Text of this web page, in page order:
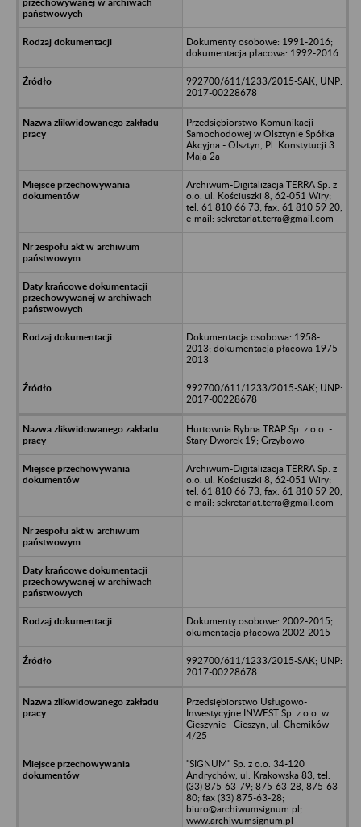
Dokumenty osobowe: 1991-2016;
dokumentacja płacowa: 1992-2016
992700/611/1233/2015-SAK; UNP:
2017-00228678
Przedsiębiorstwo Komunikacji
Samochodowej w Olsztynie Spółka
Akcyjna - Olsztyn, Pl. Konstytucji 3
Maja 2a
Archiwum-Digitalizacja TERRA Sp. z
o.o. ul. Kościuszki 8, 62-051 Wiry;
tel. 61 810 66 73; fax. 61 810 59 20,
e-mail: sekretariat.terra@gmail.com
Dokumentacja osobowa: 1958-
2013; dokumentacja płacowa 1975-
2013
992700/611/1233/2015-SAK; UNP:
2017-00228678
Hurtownia Rybna TRAP Sp. z o.o. -
Stary Dworek 19; Grzybowo
Archiwum-Digitalizacja TERRA Sp. z
o.o. ul. Kościuszki 8, 62-051 Wiry;
tel. 61 810 66 73; fax. 61 810 59 20,
e-mail: sekretariat.terra@gmail.com
Dokumenty osobowe: 2002-2015;
okumentacja płacowa 2002-2015
992700/611/1233/2015-SAK; UNP:
2017-00228678
Przedsiębiorstwo Usługowo-
Inwestycyjne INWEST Sp. z o.o. w
Cieszynie - Cieszyn, ul. Chemików
4/25
"SIGNUM" Sp. z o.o. 34-120
Andrychów, ul. Krakowska 83; tel.
(33) 875-63-79; 875-63-28, 875-63-
80; fax (33) 875-63-28;
biuro@archiwumsignum.pl;
www.archiwumsignum.pl